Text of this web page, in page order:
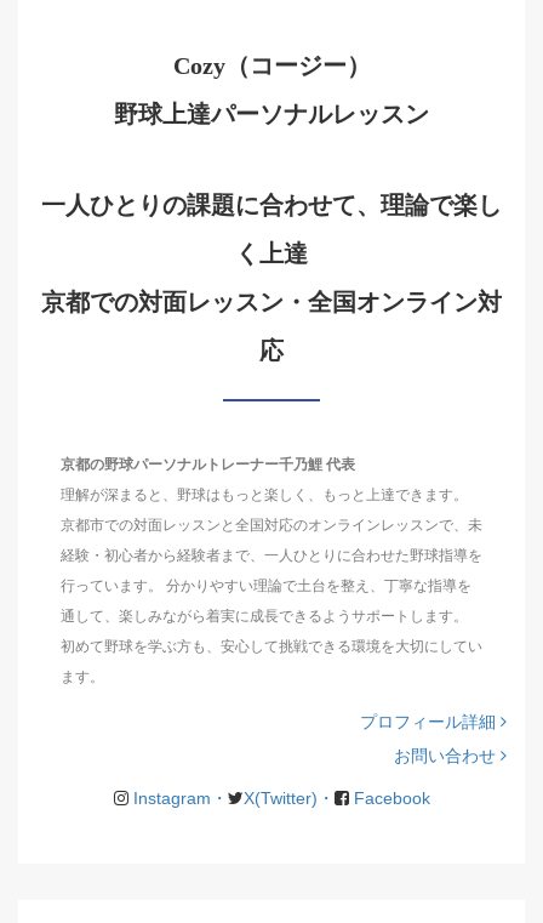
Cozy（コージー）
野球上達パーソナルレッスン
一人ひとりの課題に合わせて、理論で楽し
く上達
京都での対面レッスン・全国オンライン対
応
京都の野球パーソナルトレーナー千乃鯉 代表
理解が深まると、野球はもっと楽しく、もっと上達できます。
京都市での対面レッスンと全国対応のオンラインレッスンで、未
経験・初心者から経験者まで、一人ひとりに合わせた野球指導を
行っています。 分かりやすい理論で土台を整え、丁寧な指導を
通して、楽しみながら着実に成長できるようサポートします。
初めて野球を学ぶ方も、安心して挑戦できる環境を大切にしてい
ます。
プロフィール詳細
お問い合わせ
Instagram・ X(Twitter)・ Facebook